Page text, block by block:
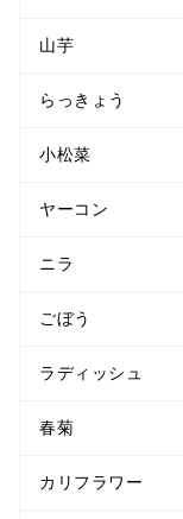
山芋
らっきょう
小松菜
ヤーコン
ニラ
ごぼう
ラディッシュ
春菊
カリフラワー